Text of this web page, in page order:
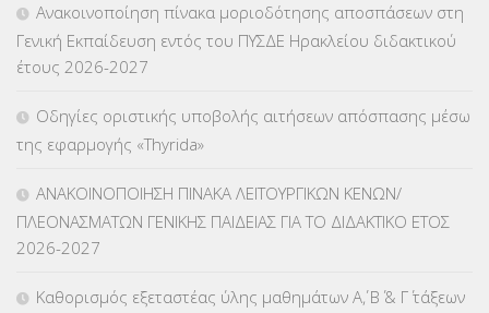
ΚΠγ – ΚΡΑΤΙΚΟ ΠΙΣΤΟΠΟΙΗΤΙΚΟ ΓΛΩΣΣΟΜΑΘΕΙΑΣ(135)
ΚΠπ- ΚΡΑΤΙΚΟ ΠΙΣΤΟΠΟΙΗΤΙΚΟ ΠΛΗΡΟΦΟΡΙΚΗΣ
ΛΟΙΠΑ(309)
ΜΕΤΑΘΕΣΕΙΣ-ΤΟΠΟΘΕΤΗΣΕΙΣ ΒΕΛΤΙΩΣΕΙΣ(319)
Ανακοινοποίηση πίνακα μοριοδότησης αποσπάσεων στη
Γενική Εκπαίδευση εντός του ΠΥΣΔΕ Ηρακλείου διδακτικού
έτους 2026-2027
Οδηγίες οριστικής υποβολής αιτήσεων απόσπασης μέσω
της εφαρμογής «Thyrida»
ΑΝΑΚΟΙΝΟΠΟΙΗΣΗ ΠΙΝΑΚΑ ΛΕΙΤΟΥΡΓΙΚΩΝ ΚΕΝΩΝ/
ΠΛΕΟΝΑΣΜΑΤΩΝ ΓΕΝΙΚΗΣ ΠΑΙΔΕΙΑΣ ΓΙΑ ΤΟ ΔΙΔΑΚΤΙΚΟ ΕΤΟΣ
2026-2027
Καθορισμός εξεταστέας ύλης μαθημάτων Α΄, Β΄ & Γ΄ τάξεων